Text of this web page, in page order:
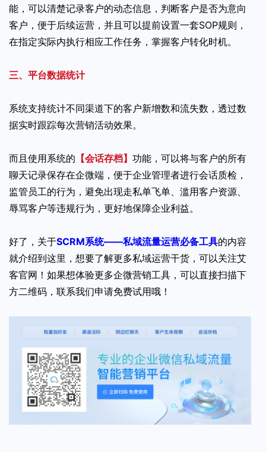
能，可以清楚记录客户的动态信息，判断客户是否为意向
客户，便于后续运营，并且可以提前设置一套SOP规则，
在指定实际内执行相应工作任务，掌握客户转化时机。
三、平台数据统计
系统支持统计不同渠道下的客户新增数和流失数，透过数
据实时跟踪每次营销活动效果。
而且使用系统的 【会话存档】 功能，可以将与客户的所有
聊天记录保存在企微端，便于企业管理者进行会话质检，
监管员工的行为，避免出现走私单飞单、滥用客户资源、
辱骂客户等违规行为，更好地保障企业利益。
好了，关于SCRM系统——私域流量运营必备工具的内容
就介绍到这里，想要了解更多私域运营干货，可以关注艾
客官网！如果想体验更多企微营销工具，可以直接扫描下
方二维码，联系我们申请免费试用哦！